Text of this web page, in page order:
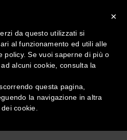
×
da questo utilizzati si
al funzionamento ed utili alle
policy. Se vuoi saperne di più o
alcuni cookie, consulta la
questa pagina,
la navigazione in altra
cookie.